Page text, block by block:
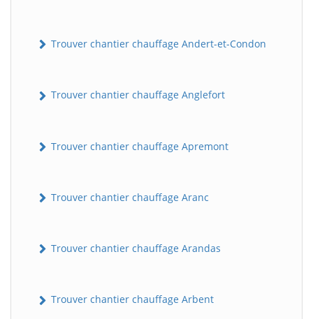
Trouver chantier chauffage Andert-et-Condon
Trouver chantier chauffage Anglefort
Trouver chantier chauffage Apremont
Trouver chantier chauffage Aranc
Trouver chantier chauffage Arandas
Trouver chantier chauffage Arbent